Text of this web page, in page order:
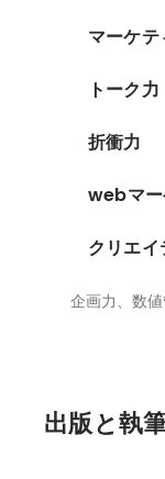
マーケ
トーク力
折衝力
webマー
クリエ
企画力、数
出版と執